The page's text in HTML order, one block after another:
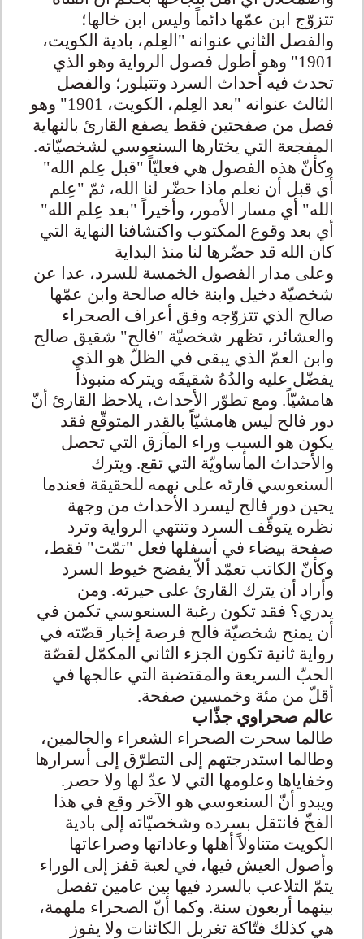
تتزوّج ابن عمّها دائماً وليس ابن خالها؛
والفصل الثاني عنوانه "العِلم، بادية الكويت،
1901" وهو أطول فصول الرواية وهو الذي
تحدث فيه أحداث السرد وتتبلور؛ والفصل
الثالث عنوانه "بعد العِلم، الكويت، 1901" وهو
فصل من صفحتين فقط يصفع القارئ بالنهاية
المفجعة التي يختارها السنعوسي لشخصيّاته.
وكأنّ هذه الفصول هي فعليّاً "قبل عِلم الله"
أي قبل أن نعلم ماذا حضّر لنا الله، ثمّ "عِلم
الله" أي مسار الأمور، وأخيراً "بعد عِلم الله"
أي بعد وقوع المكتوب واكتشافنا النهاية التي
كان الله قد حضّرها لنا منذ البداية
وعلى مدار الفصول الخمسة للسرد، عدا عن
شخصيّة دخيل وابنة خاله صالحة وابن عمّها
صالح الذي تتزوّجه وفق أعراف الصحراء
والعشائر، تظهر شخصيّة "فالح" شقيق صالح
وابن العمّ الذي يبقى في الظلّ هو الذي
يفضّل عليه والدُهُ شقيقَه ويتركه منبوذاً
هامشيّاً. ومع تطوّر الأحداث، يلاحظ القارئ أنّ
دور فالح ليس هامشيّاً بالقدر المتوقّع فقد
يكون هو السبب وراء المآزق التي تحصل
والأحداث المأساويّة التي تقع. ويترك
السنعوسي قارئه على نهمه للحقيقة فعندما
يحين دور فالح ليسرد الأحداث من وجهة
نظره يتوقّف السرد وتنتهي الرواية وترد
صفحة بيضاء في أسفلها فعل "تمّت" فقط،
وكأنّ الكاتب تعمّد ألاّ يفضح خيوط السرد
وأراد أن يترك القارئ على حيرته. ومن
يدري؟ فقد تكون رغبة السنعوسي تكمن في
أن يمنح شخصيّة فالح فرصة إخبار قصّته في
رواية ثانية تكون الجزء الثاني المكمّل لقصّة
الحبّ السريعة والمقتضبة التي عالجها في
أقلّ من مئة وخمسين صفحة.
عالم صحراوي جذّاب
طالما سحرت الصحراء الشعراء والحالمين،
وطالما استدرجتهم إلى التطرّق إلى أسرارها
وخفاياها وعلومها التي لا عدّ لها ولا حصر.
ويبدو أنّ السنعوسي هو الآخر وقع في هذا
الفخّ فانتقل بسرده وشخصيّاته إلى بادية
الكويت متناولاً أهلها وعاداتها وصراعاتها
وأصول العيش فيها، في لعبة قفز إلى الوراء
يتمّ التلاعب بالسرد فيها بين عامين تفصل
بينهما أربعون سنة. وكما أنّ الصحراء ملهمة،
هي كذلك فتّاكة تغربل الكائنات ولا يفوز